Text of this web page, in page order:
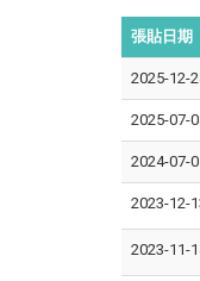
張貼日期
2025-12-
2025-07-
2024-07-
2023-12-
2023-11-